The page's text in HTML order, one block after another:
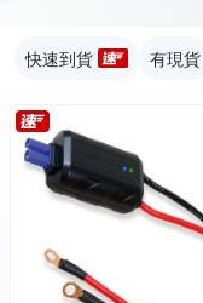
快速到貨 有現貨